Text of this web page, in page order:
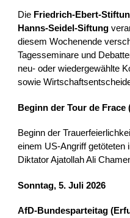
Die Friedrich-Ebert-
Hanns-Seidel-Siftung
diesem Wochenende
Tagesseminare und
neu- oder wiedergewählte
sowie
Beginn der Tour de Frace
Beginn der
einem US-Angriff getöteten
Diktator Ajatollah Ali
Sonntag, 5. Juli 2026
AfD-Bundesparteitag